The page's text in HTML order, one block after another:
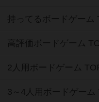
持ってるボードゲーム
高評価ボードゲーム
2人用ボードゲーム
3～4人用ボードゲーム